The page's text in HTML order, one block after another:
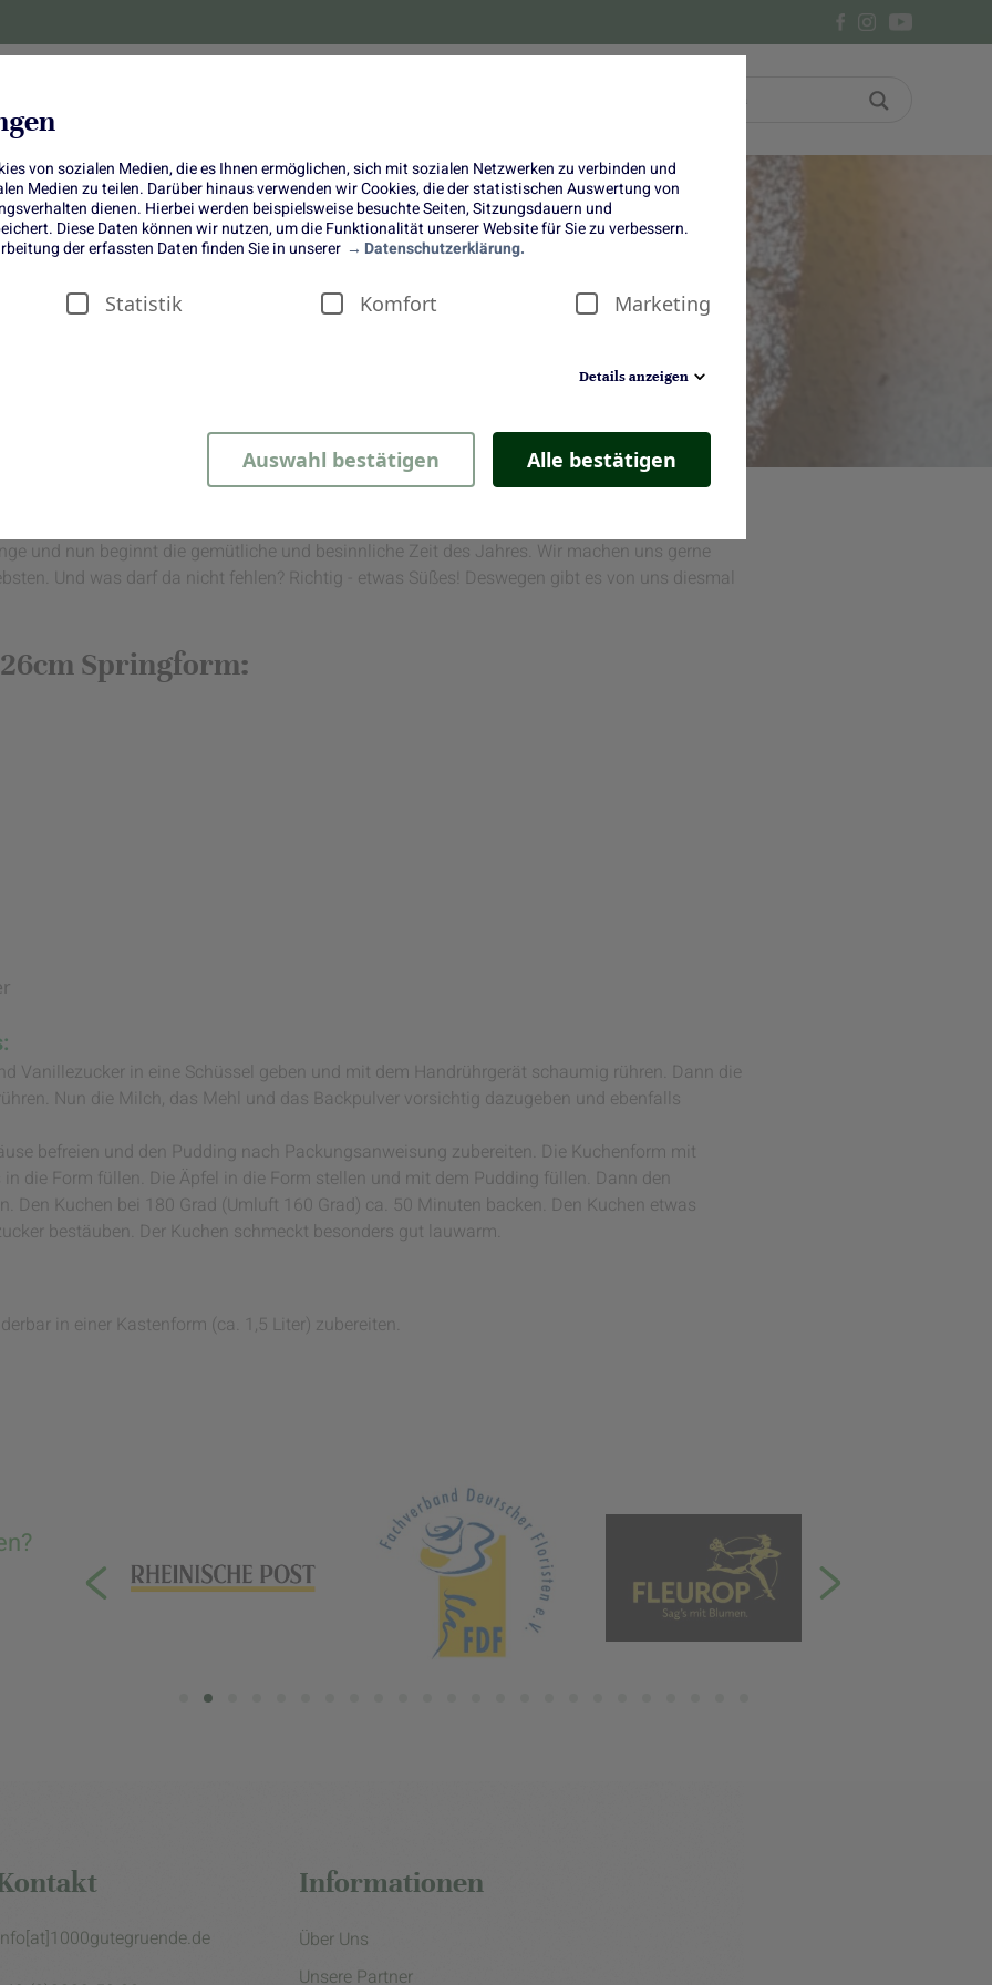
von sozialen Medien, die es Ihnen ermöglichen, sich mit sozialen Netzwerken zu verbinden und
Medien zu teilen. Darüber hinaus verwenden wir Cookies, die der statistischen Auswertung von
dienen. Hierbei werden beispielsweise besuchte Seiten, Sitzungsdauern und
Diese Daten können wir nutzen, um die Funktionalität unserer Website für Sie zu verbessern.
der erfassten Daten finden Sie in unserer
Datenschutzerklärung.
Statistik Komfort Marketing
Details anzeigen
Auswahl bestätigen Alle bestätigen
Bratapfelkuchen
die süße Verführung für die
und nun beginnt die gemütliche und besinnliche Zeit des Jahres. Wir machen uns gerne
Und was darf da nicht fehlen? Richtig - etwas Süßes! Deswegen gibt es von uns diesmal
Springform:
Vanillezucker in eine Schüssel geben und mit dem Handrührgerät schaumig rühren. Dann die
Nun die Milch, das Mehl und das Backpulver vorsichtig dazugeben und ebenfalls
befreien und den Pudding nach Packungsanweisung zubereiten. Die Kuchenform mit
die Form füllen. Die Äpfel in die Form stellen und mit dem Pudding füllen. Dann den
Den Kuchen bei 180 Grad (Umluft 160 Grad) ca. 50 Minuten backen. Den Kuchen etwas
bestäuben. Der Kuchen schmeckt besonders gut lauwarm.
in einer Kastenform (ca. 1,5 Liter) zubereiten.
Informationen
Über Uns
Unsere Partner